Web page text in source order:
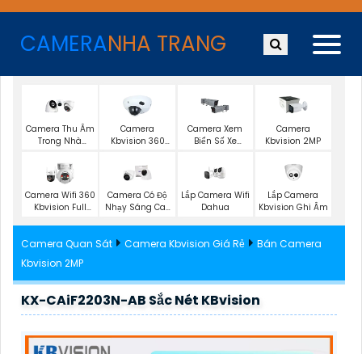
CAMERANHA TRANG
Camera Thu Âm
Trong Nhà
Camera
Kbvision 360
Camera Xem
Biển Số Xe
Camera
Kbvision 2MP
Camera Wifi 360
Kbvision Full
Camera Có Độ
Nhạy Sáng Cao
Lắp Camera Wifi
Dahua
Lắp Camera
Kbvision Ghi Âm
Camera Quan Sát Camera Kbvision Giá Rẻ
Bán Camera
Kbvision 2MP
KX-CAiF2203N-AB Sắc Nét KBvision